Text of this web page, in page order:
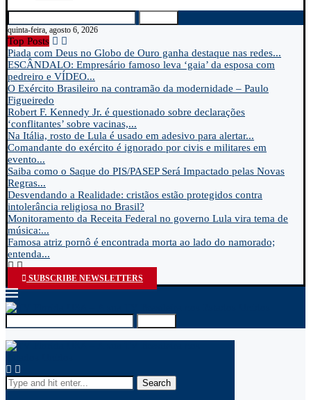
quinta-feira, agosto 6, 2026
Top Posts
Piada com Deus no Globo de Ouro ganha destaque nas redes...
ESCÂNDALO: Empresário famoso leva ‘gaia’ da esposa com
pedreiro e VÍDEO...
O Exército Brasileiro na contramão da modernidade – Paulo
Figueiredo
Robert F. Kennedy Jr. é questionado sobre declarações
‘conflitantes’ sobre vacinas,...
Na Itália, rosto de Lula é usado em adesivo para alertar...
Comandante do exército é ignorado por civis e militares em
evento...
Saiba como o Saque do PIS/PASEP Será Impactado pelas Novas
Regras...
Desvendando a Realidade: cristãos estão protegidos contra
intolerância religiosa no Brasil?
Monitoramento da Receita Federal no governo Lula vira tema de
música:...
Famosa atriz pornô é encontrada morta ao lado do namorado;
entenda...
SUBSCRIBE NEWSLETTERS
Search